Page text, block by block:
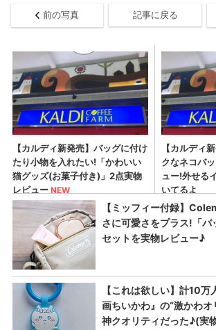
前の写真 記事に戻る